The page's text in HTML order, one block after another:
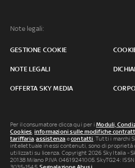
Note legali:
GESTIONE COOKIE
NOTE LEGALI
OFFERTA SKY MEDIA
Per il consumatore clicca qui per iModuli,
Cookies, informazioni sulle modifiche
tariffaria,assistenza econtatti. Tutti i marchi
intellettuale in essi contenuti, sono di proprietà
utilizzati su licenza. Copyright 2026 Sky Italia -
20138 Milano P.IVA 04619241005. SkyTG24: